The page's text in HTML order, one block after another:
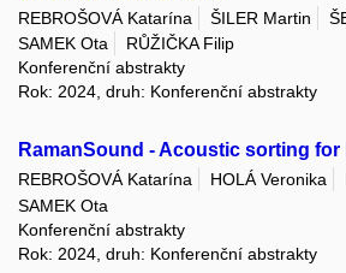
REBROŠOVÁ Katarína ŠILER Martin
SAMEK Ota
RŮŽIČKA Filip
Konferenční abstrakty
Rok: 2024, druh: Konferenční abstrakty
RamanSound - Acoustic sorting for
REBROŠOVÁ Katarína HOLÁ Veronika
SAMEK Ota
Konferenční abstrakty
Rok: 2024, druh: Konferenční abstrakty